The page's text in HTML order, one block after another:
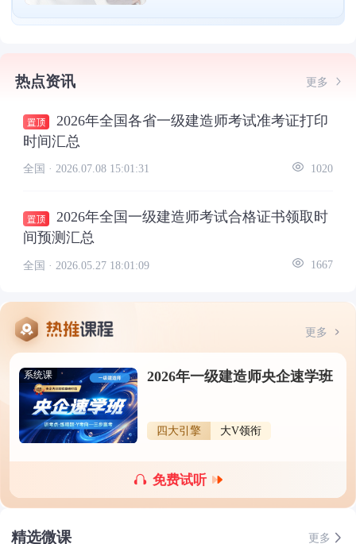
热点资讯 更多
2026年全国各省一级建造师考试准考证打印
时间汇总
全国 · 2026.07.08 15:01:31 1020
2026年全国一级建造师考试合格证书领取时
间预测汇总
全国 · 2026.05.27 18:01:09 1667
更多
系统课 2026年一级建造师央企速学班
四大引擎 大V领衔
免费试听
精选微课 更多